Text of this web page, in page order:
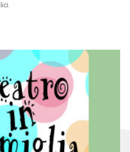
rassegna di teatro concepita
e godere del teatro all’intera
famiglia.
Continua